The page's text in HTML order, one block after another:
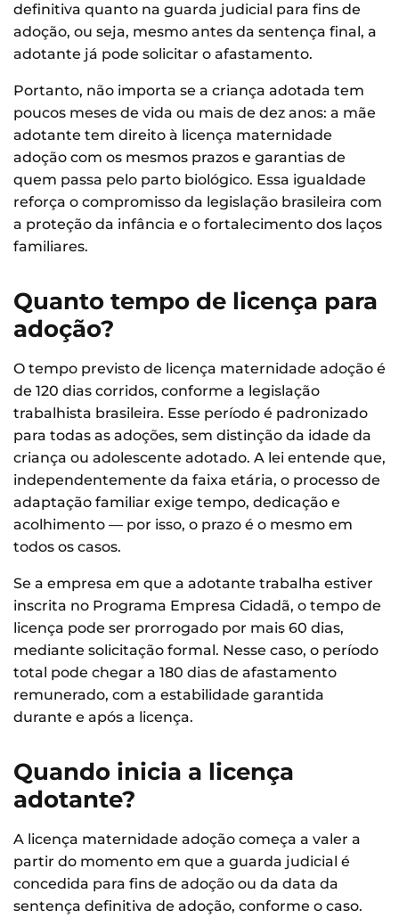
definitiva quanto na guarda judicial para fins de
adoção, ou seja, mesmo antes da sentença final, a
adotante já pode solicitar o afastamento.
Portanto, não importa se a criança adotada tem
poucos meses de vida ou mais de dez anos: a mãe
adotante tem direito à licença maternidade
adoção com os mesmos prazos e garantias de
quem passa pelo parto biológico. Essa igualdade
reforça o compromisso da legislação brasileira com
a proteção da infância e o fortalecimento dos laços
familiares.
Quanto tempo de licença para
adoção?
O tempo previsto de licença maternidade adoção é
de 120 dias corridos, conforme a legislação
trabalhista brasileira. Esse período é padronizado
para todas as adoções, sem distinção da idade da
criança ou adolescente adotado. A lei entende que,
independentemente da faixa etária, o processo de
adaptação familiar exige tempo, dedicação e
acolhimento — por isso, o prazo é o mesmo em
todos os casos.
Se a empresa em que a adotante trabalha estiver
inscrita no Programa Empresa Cidadã, o tempo de
licença pode ser prorrogado por mais 60 dias,
mediante solicitação formal. Nesse caso, o período
total pode chegar a 180 dias de afastamento
remunerado, com a estabilidade garantida
durante e após a licença.
Quando inicia a licença
adotante?
A licença maternidade adoção começa a valer a
partir do momento em que a guarda judicial é
concedida para fins de adoção ou da data da
sentença definitiva de adoção, conforme o caso.